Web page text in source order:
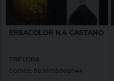
ERBACOLOR N.4 CASTANO
TRIFLORA
CODICE: 8030755002044